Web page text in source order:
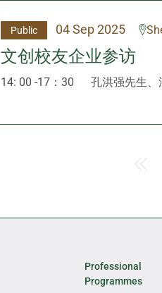
Public 04 Sep 2025
文创校友企业参访
14: 00 -17：30 孔洪强先生
Professional
Programmes